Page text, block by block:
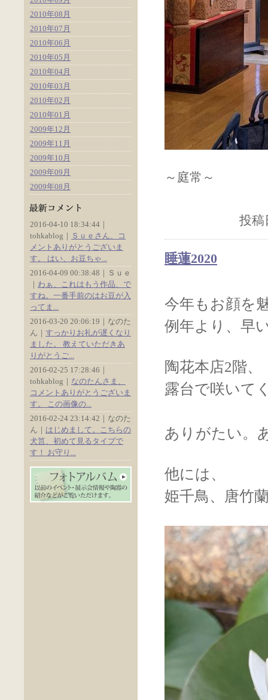
～庭常～
投稿
睡蓮2020
今年もお顔を
例年より、早
陶花本店2階、
露台で咲いて
ありがたい。
他には、
姫千鳥、唐竹
2010年08月
2010年07月
2010年06月
2010年05月
2010年04月
2010年03月
2010年02月
2010年01月
2009年12月
2009年11月
2009年10月
2009年09月
2009年08月
2016-04-10 18:34:44｜
tohkablog｜
Ｓｕｅさん、コ
メントありがとうございま
す。 はい、お豆ちゃ...
2016-04-09 00:38:48｜Ｓｕｅ
わぁ、これはもう作品、で
すね。一番手前のはお豆が入
ってま...
2016-03-20 20:06:19｜なのた
ん｜ すっかりお礼が遅くなり
ました。 教えていただきあ
りがとうご...
2016-02-25 17:28:46｜
tohkablog｜ なのたんさま、
コメントありがとうございま
す。 この画像の...
2016-02-24 23:14:42｜なのた
ん｜ はじめまして。こちらの
犬筥、初めて見るタイプで
す！ お守り...